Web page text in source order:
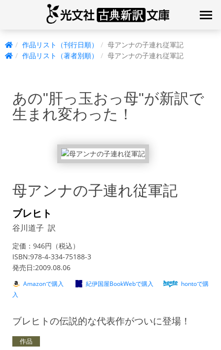
作品リスト（刊行日順）
母アンナの子連れ従軍記
作品リスト（著者別順）
母アンナの子連れ従軍記
あの"肝っ玉おっ母"が新訳で
生まれ変わった！
母アンナの子連れ従軍記
ブレヒト
谷川道子 訳
定価：946円（税込）
ISBN:978-4-334-75188-3
発売日:2009.08.06
Amazonで購入 紀伊国屋BookWebで購入
hontoで購
入
ブレヒトの伝説的な代表作がついに登場！
作品